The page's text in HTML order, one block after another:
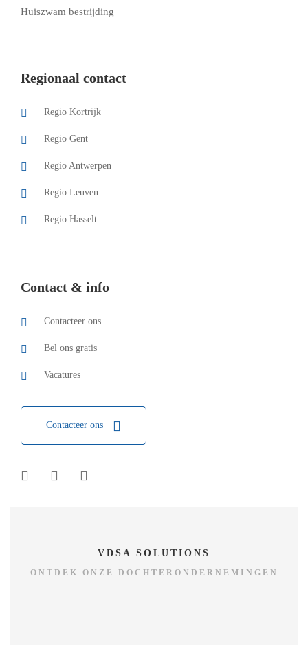
Huiszwam bestrijding
Regionaal contact
Regio Kortrijk
Regio Gent
Regio Antwerpen
Regio Leuven
Regio Hasselt
Contact & info
Contacteer ons
Bel ons gratis
Vacatures
Contacteer ons
VDSA SOLUTIONS
ONTDEK ONZE DOCHTERONDERNEMINGEN